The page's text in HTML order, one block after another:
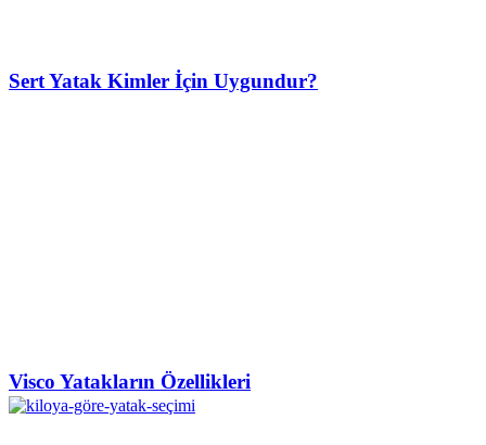
Sert Yatak Kimler İçin Uygundur?
Visco Yatakların Özellikleri